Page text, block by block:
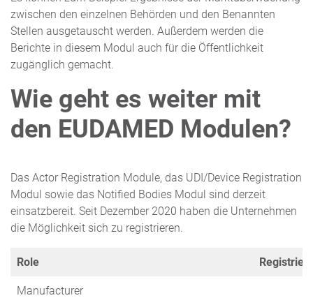
zwischen den einzelnen Behörden und den Benannten
Stellen ausgetauscht werden. Außerdem werden die
Berichte in diesem Modul auch für die Öffentlichkeit
zugänglich gemacht.
Wie geht es weiter mit
den EUDAMED Modulen?
Das Actor Registration Module, das UDI/Device Registration
Modul sowie das Notified Bodies Modul sind derzeit
einsatzbereit. Seit Dezember 2020 haben die Unternehmen
die Möglichkeit sich zu registrieren.
Role
Manufacturer